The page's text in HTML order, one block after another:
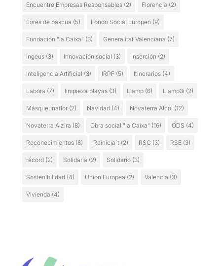
Encuentro Empresas Responsables(2) Florencia (2)
flores de pascua (5) Fondo Social Europeo(9)
Fundación "la Caixa" (3) Generalitat Valenciana (7)
Ingeus(3) Innovación social (3) Inserción (2)
Inteligencia Artificial (3) IRPF(5) Itinerarios(4)
Labora (7) limpieza playas(3) Llamp(6) Llamp3i (2)
Másqueunaflor(2) Navidad(4) Novaterra Alcoi (12)
Novaterra Alzira (8) Obra social "la Caixa" (16) ODS (4)
Reconocimientos(8) Reinicia´t (2) RSC (3) RSE(3)
récord(2) Solidaria (2) Solidario(3)
Sostenibilidad(4) Unión Europea (2) Valencia (3)
Vivienda (4)